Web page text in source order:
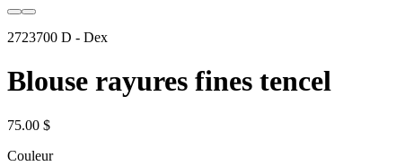
2723700 D - Dex
Blouse rayures fines tencel
75.00 $
Couleur